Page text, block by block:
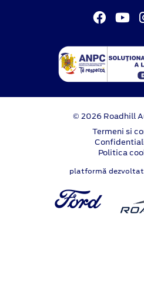
© 2026 Roadhill
Termeni si
Politica
platformă